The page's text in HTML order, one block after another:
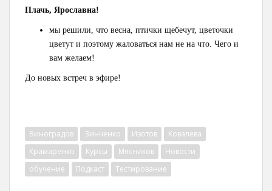
Плачь, Ярославна!
мы решили, что весна, птички щебечут, цветочки
цветут и поэтому жаловаться нам не на что. Чего и
вам желаем!
До новых встреч в эфире!
Виноградов Зинченко Изотов
Ковалева
Крамаренко
Курсы Мясников
Новости
обучение
Подкаст Тестирование